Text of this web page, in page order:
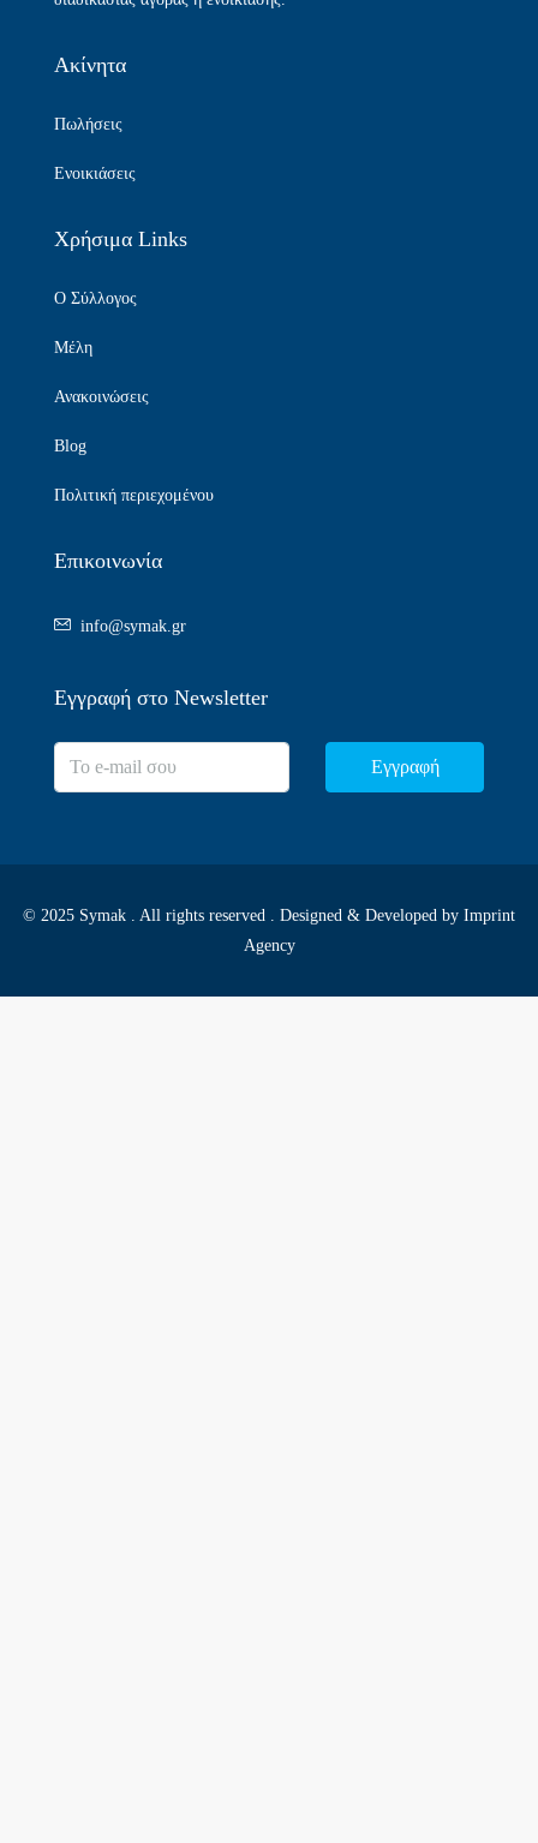
Ακίνητα
Πωλήσεις
Ενοικιάσεις
Χρήσιμα Links
Ο Σύλλογος
Μέλη
Ανακοινώσεις
Blog
Πολιτική περιεχομένου
Επικοινωνία
info@symak.gr
Εγγραφή στο Newsletter
Εγγραφή
© 2025 Symak . All rights reserved . Designed & Developed by Imprint
Agency